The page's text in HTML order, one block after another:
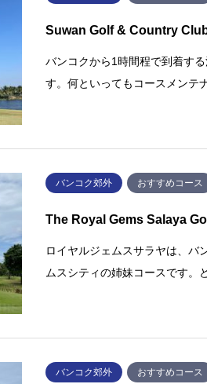
Suwan Golf & Country
バンコクから1時間程で到着す
す。何といってもコースメンテ
バンコク郊外 おすすめコース
The Royal Gems Salaya
ロイヤルジェムスサラヤは、バ
ムスシティの姉妹コースです。
バンコク郊外 おすすめコース